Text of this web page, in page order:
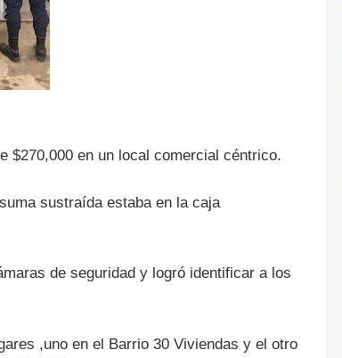
$270,000 en un local comercial céntrico.
sustraída estaba en la caja
de seguridad y logró identificar a los
,uno en el Barrio 30 Viviendas y el otro